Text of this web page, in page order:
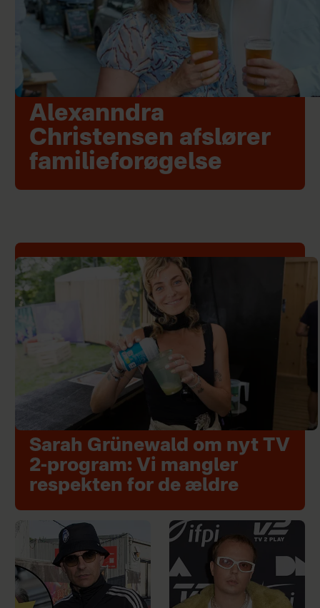
Alexanndra
Christensen afslører
familieforøgelse
Sarah Grünewald om nyt TV
2-program: Vi mangler
respekten for de ældre